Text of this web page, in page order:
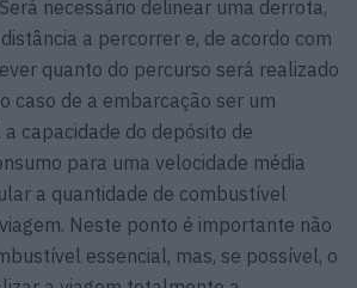
necessário delinear uma derrota,
a percorrer e, de acordo com
quanto do percurso será realizado
caso de a embarcação ser um
capacidade do depósito de
para uma velocidade média
a quantidade de combustível
Neste ponto é importante não
essencial, mas, se possível, o